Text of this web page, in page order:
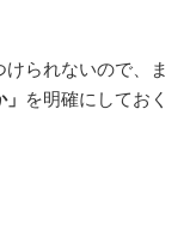
られないので、ま
を明確にしておく